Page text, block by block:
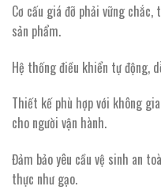
Cơ cấu giá đỡ phải vững
sản phẩm.
Hệ thống điều khiển tự động,
Thiết kế phù hợp với không
cho người vận hành.
Đảm bảo yêu cầu vệ sinh an
thực như gạo.